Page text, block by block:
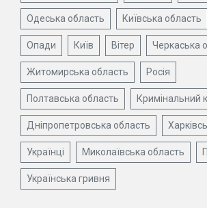
Одеська область Київська область
Опади Київ Вітер Черкаська
Житомирська область Росія
Полтавська область Кримінальний
Дніпропетровська область
Українці Миколаївська область
Українська гривня